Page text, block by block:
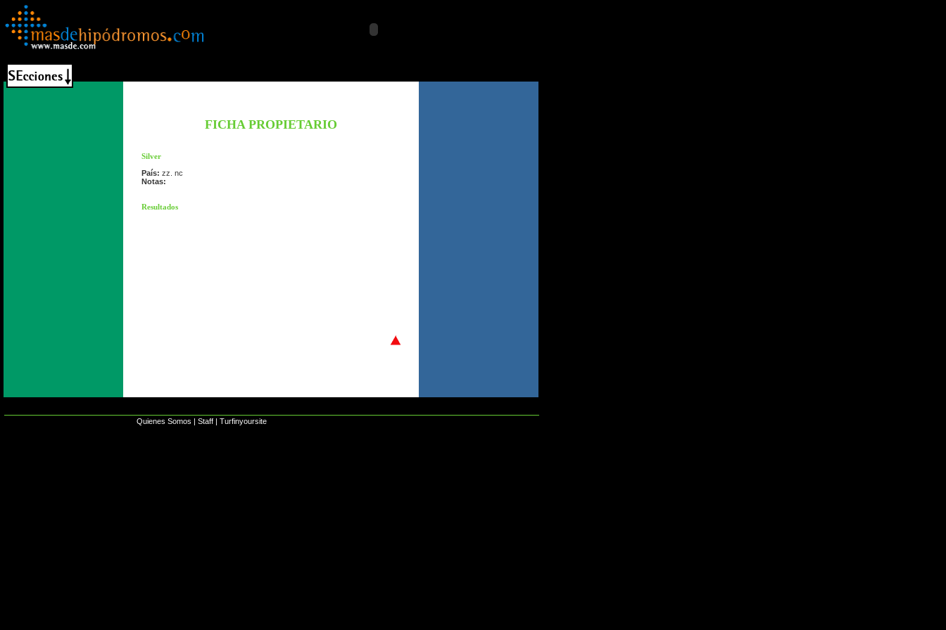
FICHA PROPIETARIO
Silver
País: zz. nc
Notas:
Resultados
Quienes Somos | Staff | Turfinyoursite